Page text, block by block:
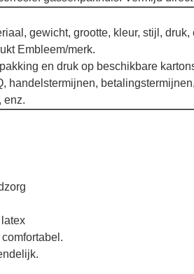
gewicht, grootte, kleur, stijl, druk,
Embleem/merk.
en druk op beschikbare
handelstermijnen,
enz.